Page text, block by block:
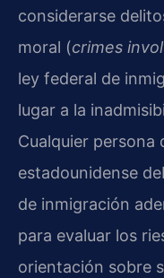
considerarse
moral (crimes
ley federal de
lugar a la
Cualquier persona
estadounidense
de inmigración
para evaluar los
orientación sobre